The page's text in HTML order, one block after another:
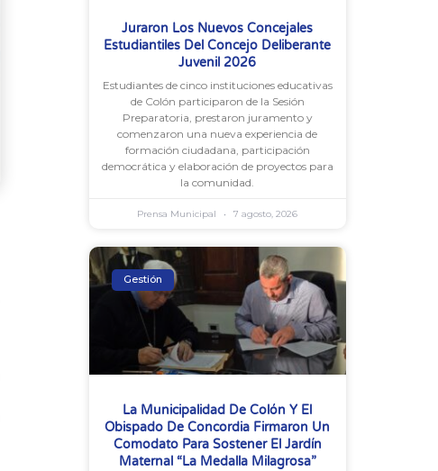
Juraron Los Nuevos Concejales
Estudiantiles Del Concejo Deliberante
Juvenil 2026
Estudiantes de cinco instituciones educativas
de Colón participaron de la Sesión
Preparatoria, prestaron juramento y
comenzaron una nueva experiencia de
formación ciudadana, participación
democrática y elaboración de proyectos para
la comunidad.
Prensa Municipal 7 agosto, 2026
Gestión
La Municipalidad De Colón Y El
Obispado De Concordia Firmaron Un
Comodato Para Sostener El Jardín
Maternal “La Medalla Milagrosa”